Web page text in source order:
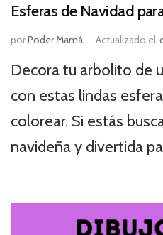
Esferas de Navidad
porPoder Mamá Actualizado el
Decora tu arbolito de
con estas lindas
colorear. Si estás
navideña y divertida